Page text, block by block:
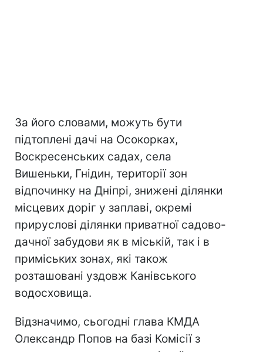
За його словами, можуть бути
підтоплені дачі на Осокорках,
Воскресенських садах, села
Вишеньки, Гнідин, території зон
відпочинку на Дніпрі, знижені ділянки
місцевих доріг у заплаві, окремі
прируслові ділянки приватної садово-
дачної забудови як в міській, так і в
приміських зонах, які також
розташовані уздовж Канівського
водосховища.
Відзначимо, сьогодні глава КМДА
Олександр Попов на базі Комісії з